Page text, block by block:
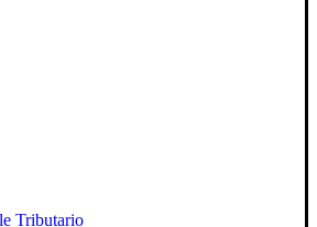
Tributario